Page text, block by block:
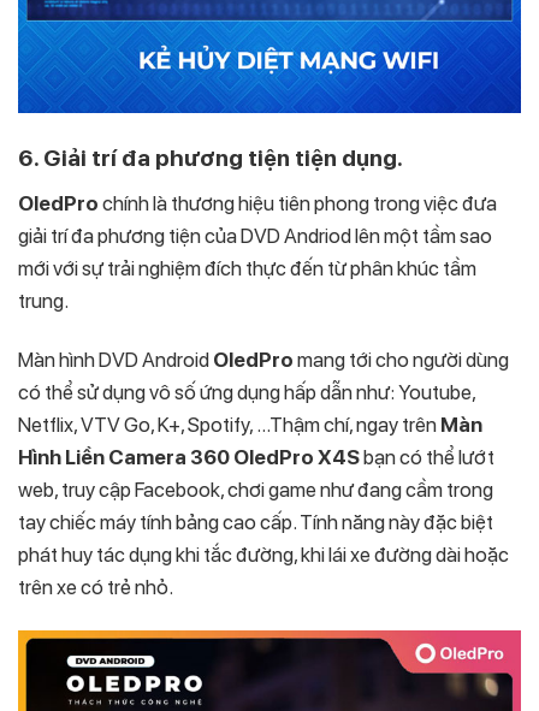
6. Giải trí đa phương tiện tiện dụng.
OledPro chính là thương hiệu tiên phong trong việc đưa
giải trí đa phương tiện của DVD Andriod lên một tầm sao
mới với sự trải nghiệm đích thực đến từ phân khúc tầm
trung.
Màn hình DVD Android OledPro mang tới cho người dùng
có thể sử dụng vô số ứng dụng hấp dẫn như: Youtube,
Netflix, VTV Go, K+, Spotify, …Thậm chí, ngay trên ​ Màn
Hình Liền Camera 360 OledPro X4Sbạn có thể lướt
web, truy cập Facebook, chơi game như đang cầm trong
tay chiếc máy tính bảng cao cấp. Tính năng này đặc biệt
phát huy tác dụng khi tắc đường, khi lái xe đường dài hoặc
trên xe có trẻ nhỏ.